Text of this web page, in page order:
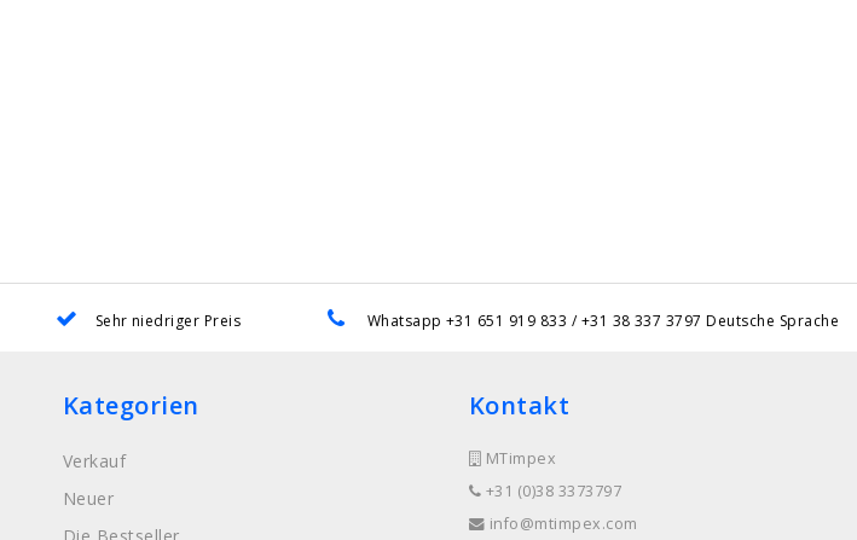
Sehr niedriger Preis Whatsapp +31 651 919 833 / +31 38 337 3797 Deutsche Sprache
Kategorien
Verkauf
Neuer
Kontakt
MTimpex
+31 (0)38 3373797
info@mtimpex.com